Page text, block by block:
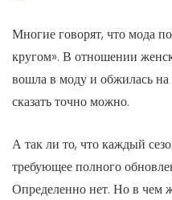
Многие говорят, что мода
кругом». В отношении
вошла в моду и обжилась на
сказать точно можно.
А так ли то, что каждый
требующее полного
Определенно нет. Но в чем